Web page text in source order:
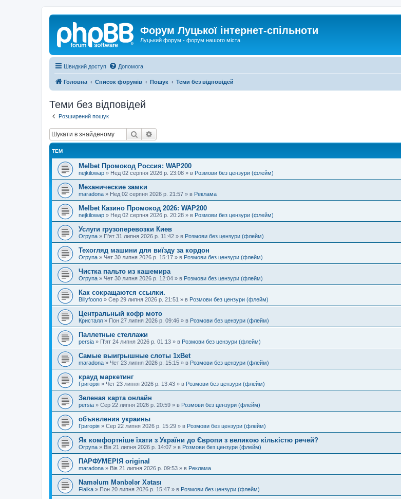
Форум Луцької інтернет-спільноти
Луцький форум - форум нашого міста
Швидкий доступ Допомога
Головна Список форумів Пошук Теми без відповідей
Теми без відповідей
Розширений пошук
Пошук
ТЕМ
Melbet Промокод Россия: WAP200
nejkilowap » Нед 02 серпня 2026 р. 23:08 » в Розмови без цензури (флейм)
Механические замки
maradona » Нед 02 серпня 2026 р. 21:57 » в Реклама
Melbet Казино Промокод 2026: WAP200
nejkilowap » Нед 02 серпня 2026 р. 20:28 » в Розмови без цензури (флейм)
Услуги грузоперевозки Киев
Orpyna » П'ят 31 липня 2026 р. 11:42 » в Розмови без цензури (флейм)
Техогляд машини для виїзду за кордон
Orpyna » Чет 30 липня 2026 р. 15:17 » в Розмови без цензури (флейм)
Чистка пальто из кашемира
Orpyna » Чет 30 липня 2026 р. 12:04 » в Розмови без цензури (флейм)
Как сокращаются ссылки.
Billyfoono » Сер 29 липня 2026 р. 21:51 » в Розмови без цензури (флейм)
Центральный кофр мото
Кристалл » Пон 27 липня 2026 р. 09:46 » в Розмови без цензури (флейм)
Паллетные стеллажи
persia » П'ят 24 липня 2026 р. 01:13 » в Розмови без цензури (флейм)
Самые выигрышные слоты 1xBet
maradona » Чет 23 липня 2026 р. 15:15 » в Розмови без цензури (флейм)
крауд маркетинг
Григорія » Чет 23 липня 2026 р. 13:43 » в Розмови без цензури (флейм)
Зеленая карта онлайн
persia » Сер 22 липня 2026 р. 20:59 » в Розмови без цензури (флейм)
объявления украины
Григорія » Сер 22 липня 2026 р. 15:29 » в Розмови без цензури (флейм)
Як комфортніше їхати з України до Європи з великою кількістю речей?
Orpyna » Вів 21 липня 2026 р. 14:07 » в Розмови без цензури (флейм)
ПАРФУМЕРІЯ original
maradona » Вів 21 липня 2026 р. 09:53 » в Реклама
Naməlum Mənbələr Xətası
Fialka » Пон 20 липня 2026 р. 15:47 » в Розмови без цензури (флейм)